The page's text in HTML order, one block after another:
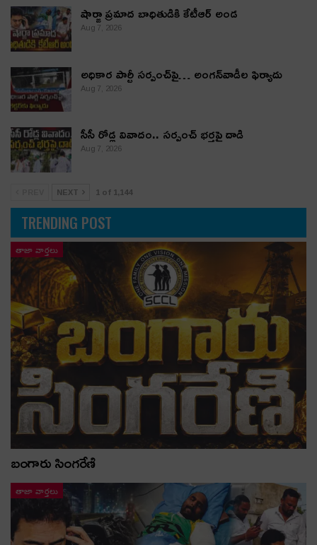
షార్జా ప్రమాద బాధితుడికి కేటీఆర్ అండ
Aug 7, 2026
అధికార పార్టీ స‌ర్పంచ్‌పై… అంగ‌న్‌వాడీల ఫిర్యాదు
Aug 7, 2026
సీసీ రోడ్ల వివాదం.. స‌ర్పంచ్ భ‌ర్త‌పై దాడి
Aug 7, 2026
NEXT 1 of 1,144
TRENDING POST
తాజా వార్తలు
బంగారు సింగరేణి
తాజా వార్తలు